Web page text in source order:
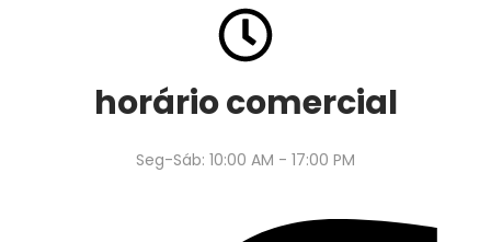
horário comercial
Seg-Sáb: 10:00 AM - 17:00 PM